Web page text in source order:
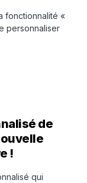
fonctionnalité «
personnaliser
de
!
qui